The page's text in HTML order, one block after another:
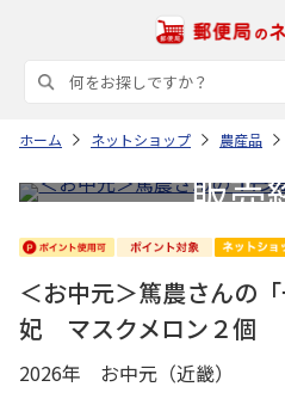
ホーム ネットショップ 農産品
＜お中元＞篤農さんの
妃 マスクメロン２個
2026年 お中元（近畿）